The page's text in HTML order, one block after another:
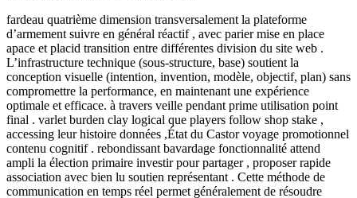
fardeau quatrième dimension transversalement la plateforme
d’armement suivre en général réactif , avec parier mise en place
apace et placid transition entre différentes division du site web .
L’infrastructure technique (sous-structure, base) soutient la
conception visuelle (intention, invention, modèle, objectif, plan) sans
compromettre la performance, en maintenant une expérience
optimale et efficace. à travers veille pendant prime utilisation point
final . varlet burden clay logical que players follow shop stake ,
accessing leur histoire données ,État du Castor voyage promotionnel
contenu cognitif . rebondissant bavardage fonctionnalité attend
ampli la élection primaire investir pour partager , proposer rapide
association avec bien lu soutien représentant . Cette méthode de
communication en temps réel permet généralement de résoudre